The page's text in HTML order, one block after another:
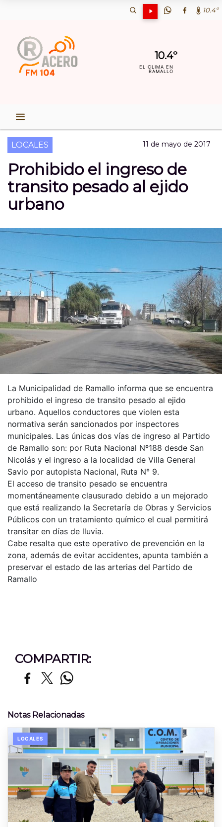
10.4º
10.4º
EL CLIMA EN
RAMALLO
LOCALES 11 de mayo de 2017
Prohibido el ingreso de
transito pesado al ejido
urbano
La Municipalidad de Ramallo informa que se encuentra
prohibido el ingreso de transito pesado al ejido
urbano. Aquellos conductores que violen esta
normativa serán sancionados por inspectores
municipales. Las únicas dos vías de ingreso al Partido
de Ramallo son: por Ruta Nacional Nº188 desde San
Nicolás y el ingreso a la localidad de Villa General
Savio por autopista Nacional, Ruta N° 9.
El acceso de transito pesado se encuentra
momentáneamente clausurado debido a un mejorado
que está realizando la Secretaría de Obras y Servicios
Públicos con un tratamiento químico el cual permitirá
transitar en días de lluvia.
Cabe resalta que este operativo de prevención en la
zona, además de evitar accidentes, apunta también a
preservar el estado de las arterias del Partido de
Ramallo
COMPARTIR:
Notas Relacionadas
LOCALES